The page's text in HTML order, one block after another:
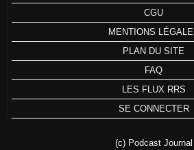
CGU
MENTIONS
PLAN DU SITE
FAQ
LES FLUX RRS
SE CONNECTER
(c) Podcast Journal